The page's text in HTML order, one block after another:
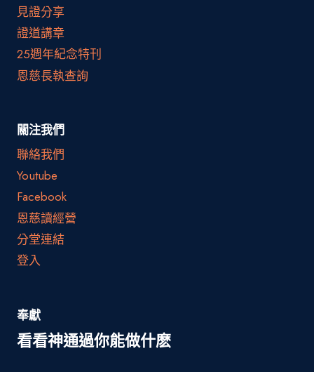
見證分享
證道講章
25週年紀念特刊
恩慈長執查詢
關注我們
聯絡我們
Youtube
Facebook
恩慈讀經營
分堂連結
登入
奉獻
看看神通過你能做什麽